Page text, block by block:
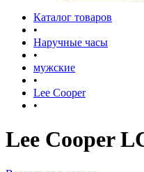
Каталог товаров
•
Наручные часы
•
мужские
•
Lee Cooper
•
Lee Cooper